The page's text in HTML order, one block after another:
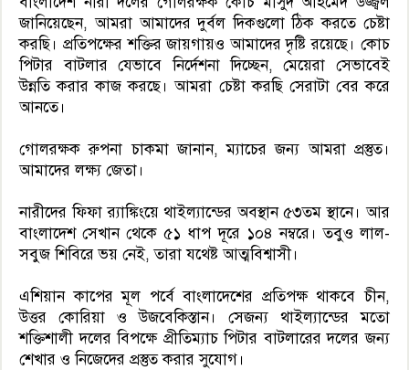
জানিয়েছেন, আমরা আমাদের দুর্বল দিকগুলো ঠিক করতে চেষ্টা
করছি। প্রতিপক্ষের শক্তির জায়গায়ও আমাদের দৃষ্টি রয়েছে। কোচ
পিটার বাটলার যেভাবে নির্দেশনা দিচ্ছেন, মেয়েরা সেভাবেই
উন্নতি করার কাজ করছে। আমরা চেষ্টা করছি সেরাটা বের করে
আনতে।
গোলরক্ষক রুপনা চাকমা জানান, ম্যাচের জন্য আমরা প্রস্তুত।
আমাদের লক্ষ্য জেতা।
নারীদের ফিফা র‌্যাঙ্কিংয়ে থাইল্যান্ডের অবস্থান ৫৩তম স্থানে। আর
বাংলাদেশ সেখান থেকে ৫১ ধাপ দূরে ১০৪ নম্বরে। তবুও লাল-
সবুজ শিবিরে ভয় নেই, তারা যথেষ্ট আত্মবিশ্বাসী।
এশিয়ান কাপের মূল পর্বে বাংলাদেশের প্রতিপক্ষ থাকবে চীন,
উত্তর কোরিয়া ও উজবেকিস্তান। সেজন্য থাইল্যান্ডের মতো
শক্তিশালী দলের বিপক্ষে প্রীতিম্যাচ পিটার বাটলারের দলের জন্য
শেখার ও নিজেদের প্রস্তুত করার সুযোগ।